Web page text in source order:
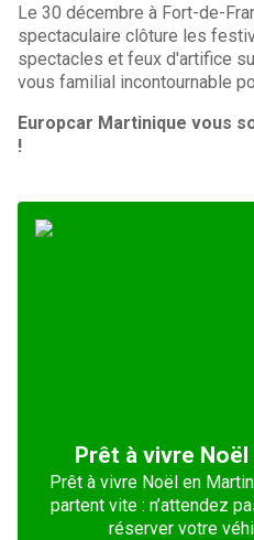
Le 30 décembre à Fort-de-
spectaculaire clôture les
spectacles et feux d'artifice
vous familial incontournable
Europcar Martinique vous
!
Prêt à vivre
Prêt à vivre Noël en
partent vite : n’attendez
réserver votre